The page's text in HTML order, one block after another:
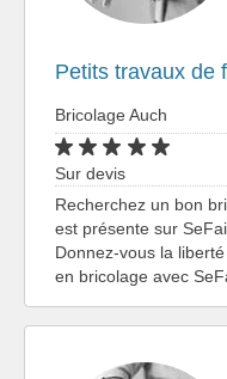
Petits travaux de
Bricolage Auch
Sur devis
Recherchez un bon
est présente sur
Donnez-vous la
en bricolage avec